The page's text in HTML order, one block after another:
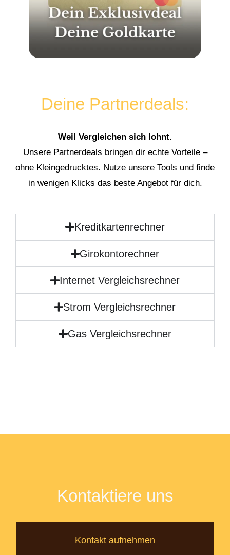
Deine Partnerdeals:
Weil Vergleichen sich lohnt.
Unsere Partnerdeals bringen dir echte Vorteile –
ohne Kleingedrucktes. Nutze unsere Tools und finde
in wenigen Klicks das beste Angebot für dich.
Kreditkartenrechner
Girokontorechner
Internet Vergleichsrechner
Strom Vergleichsrechner
Gas Vergleichsrechner
Kontaktiere uns
Kontakt aufnehmen